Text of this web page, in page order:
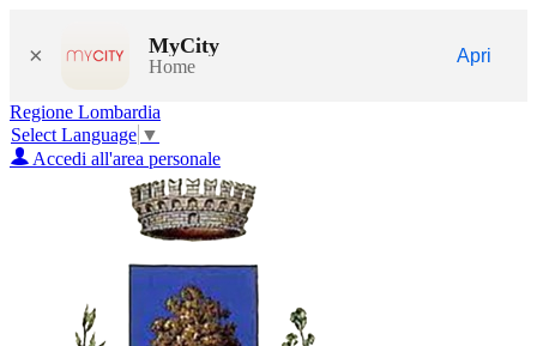
× MyCity
Home
Apri
Regione Lombardia
Select Language ▼
Accedi all'area personale